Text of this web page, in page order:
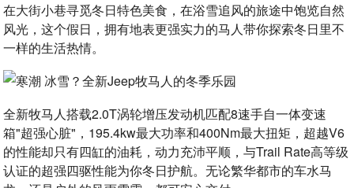
在大街小巷寻觅冬日特色美食，在浴雪追风的旅途中饱览自然
风光，这个假日，拥有地表更强实力的马人带你探索冬日里不
一样的生活热情。
全新牧马人搭载2.0T涡轮增压发动机匹配8速手自一体变速
箱"超强心脏"，195.4kw最大功率和400Nm最大扭矩，超越V6
的性能却只有四缸的油耗，动力充沛平顺，与Trail Rate高等级
认证的超强四驱性能为你冬日护航。无论繁华都市的车水马